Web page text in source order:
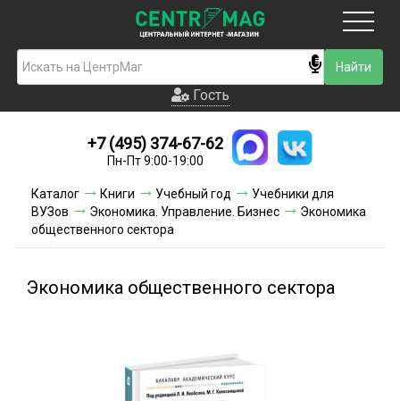
Гость
Новинки
Условия доставки
Условия оплаты
Гость
+7 (495) 374-67-62
Пн-Пт 9:00-19:00
Каталог Книги Учебный год
Учебники для
ВУЗов
Экономика. Управление. Бизнес
Экономика
общественного сектора
Экономика общественного сектора